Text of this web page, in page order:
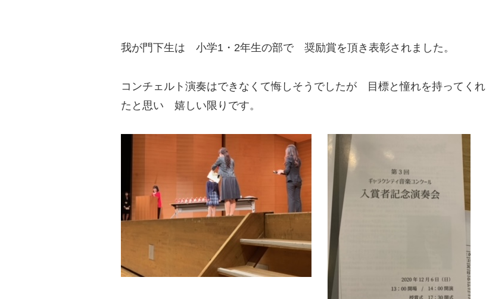
我が門下生は 小学1・2年生の部で 奨励賞を頂き表彰されました。
コンチェルト演奏はできなくて悔しそうでしたが 目標と憧れを持ってくれ
たと思い 嬉しい限りです。